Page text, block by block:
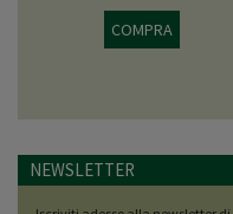
COMPRA
NEWSLETTER